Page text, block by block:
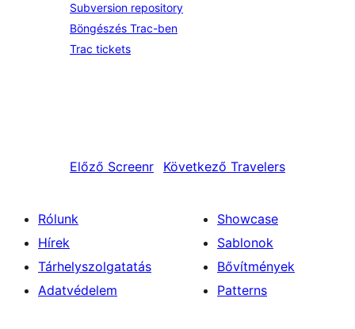
Subversion repository
Böngészés Trac-ben
Trac tickets
Előző Screenr Következő Travelers
Rólunk
Hírek
Tárhelyszolgatatás
Adatvédelem
Showcase
Sablonok
Bővítmények
Patterns